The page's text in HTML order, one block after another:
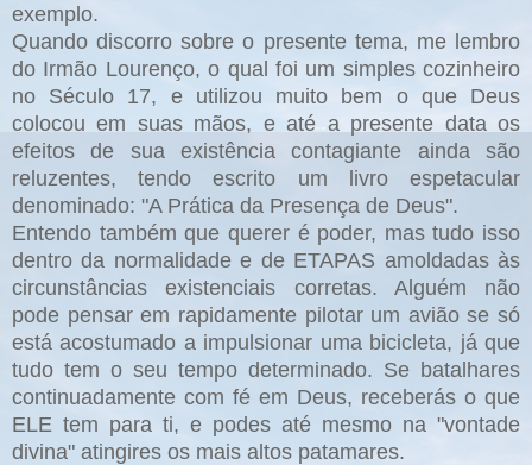
exemplo.
Quando discorro sobre o presente tema, me lembro
do Irmão Lourenço, o qual foi um simples cozinheiro
no Século 17, e utilizou muito bem o que Deus
colocou em suas mãos, e até a presente data os
efeitos de sua existência contagiante ainda são
reluzentes, tendo escrito um livro espetacular
denominado: "A Prática da Presença de Deus".
Entendo também que querer é poder, mas tudo isso
dentro da normalidade e de ETAPAS amoldadas às
circunstâncias existenciais corretas. Alguém não
pode pensar em rapidamente pilotar um avião se só
está acostumado a impulsionar uma bicicleta, já que
tudo tem o seu tempo determinado. Se batalhares
continuadamente com fé em Deus, receberás o que
ELE tem para ti, e podes até mesmo na "vontade
divina" atingires os mais altos patamares.